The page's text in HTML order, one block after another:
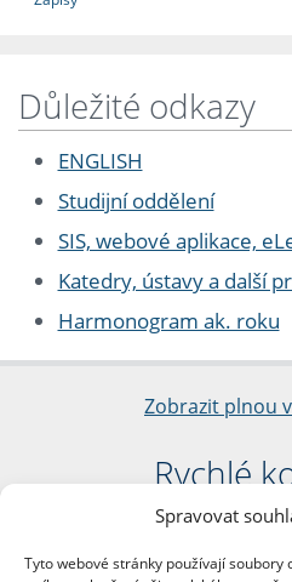
Spravovat
Tyto webové stránky používají soubory
Důležité odkazy
ENGLISH
Studijní oddělení
SIS, webové aplikace,
Katedry, ústavy a další
Harmonogram ak. roku
Zobrazit plnou
Rychlé
nám. Jana